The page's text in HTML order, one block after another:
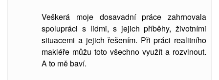
Veškerá moje dosavadní práce zahrnovala
spolupráci s lidmi, s jejich příběhy, životními
situacemi a jejich řešením. Při práci realitního
makléře můžu toto všechno využít a rozvinout.
A to mě baví.